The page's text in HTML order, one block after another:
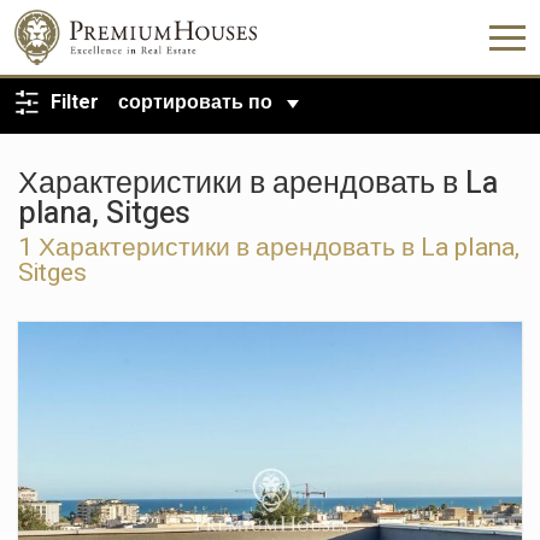
Filter сортировать по
Характеристики в арендовать в La
plana, Sitges
1 Характеристики в арендовать в La plana,
Sitges
ВЕРНУТЬСЯ К ПОИСКУ